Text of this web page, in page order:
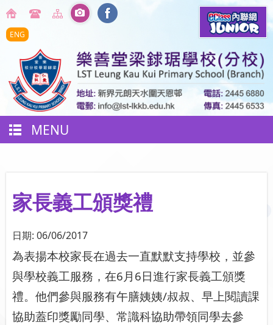
ENG
MENU
家長義工頒獎禮
日期: 06/06/2017
為表揚本校家長在過去一直默默支持學校，並參
與學校義工服務，在6月6日進行家長義工頒獎
禮。他們參與服務有午膳姨姨/叔叔、早上閱讀課
協助蓋印獎勵同學、常識科協助帶領同學去參